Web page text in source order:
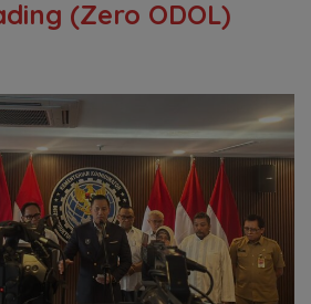
(Zero ODOL)